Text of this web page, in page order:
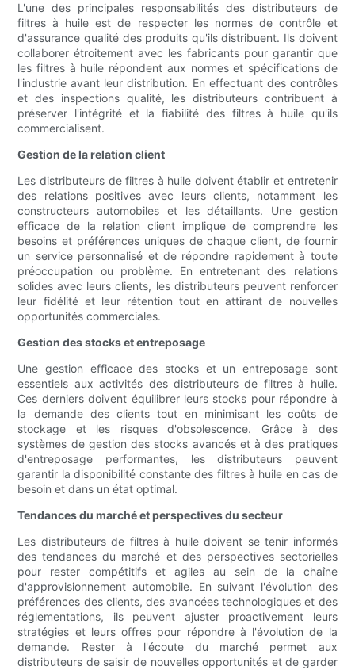
L'une des principales responsabilités des distributeurs de
filtres à huile est de respecter les normes de contrôle et
d'assurance qualité des produits qu'ils distribuent. Ils doivent
collaborer étroitement avec les fabricants pour garantir que
les filtres à huile répondent aux normes et spécifications de
l'industrie avant leur distribution. En effectuant des contrôles
et des inspections qualité, les distributeurs contribuent à
préserver l'intégrité et la fiabilité des filtres à huile qu'ils
commercialisent.
Gestion de la relation client
Les distributeurs de filtres à huile doivent établir et entretenir
des relations positives avec leurs clients, notamment les
constructeurs automobiles et les détaillants. Une gestion
efficace de la relation client implique de comprendre les
besoins et préférences uniques de chaque client, de fournir
un service personnalisé et de répondre rapidement à toute
préoccupation ou problème. En entretenant des relations
solides avec leurs clients, les distributeurs peuvent renforcer
leur fidélité et leur rétention tout en attirant de nouvelles
opportunités commerciales.
Gestion des stocks et entreposage
Une gestion efficace des stocks et un entreposage sont
essentiels aux activités des distributeurs de filtres à huile.
Ces derniers doivent équilibrer leurs stocks pour répondre à
la demande des clients tout en minimisant les coûts de
stockage et les risques d'obsolescence. Grâce à des
systèmes de gestion des stocks avancés et à des pratiques
d'entreposage performantes, les distributeurs peuvent
garantir la disponibilité constante des filtres à huile en cas de
besoin et dans un état optimal.
Tendances du marché et perspectives du secteur
Les distributeurs de filtres à huile doivent se tenir informés
des tendances du marché et des perspectives sectorielles
pour rester compétitifs et agiles au sein de la chaîne
d'approvisionnement automobile. En suivant l'évolution des
préférences des clients, des avancées technologiques et des
réglementations, ils peuvent ajuster proactivement leurs
stratégies et leurs offres pour répondre à l'évolution de la
demande. Rester à l'écoute du marché permet aux
distributeurs de saisir de nouvelles opportunités et de garder